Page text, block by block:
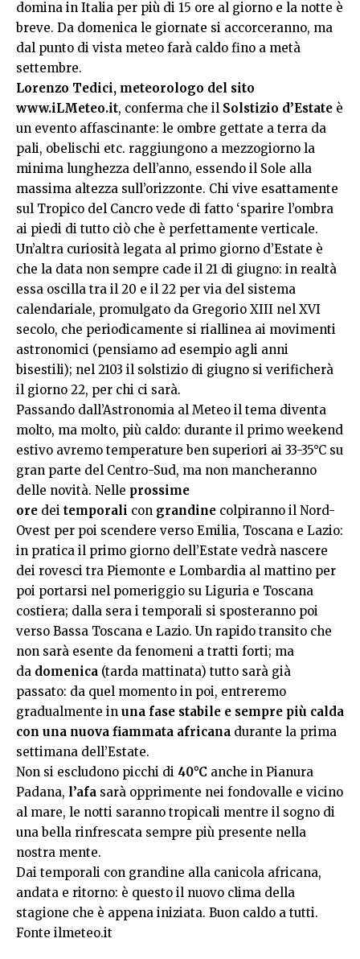
domina in Italia per più di 15 ore al giorno e la notte è
breve. Da domenica le giornate si accorceranno, ma
dal punto di vista meteo farà caldo fino a metà
settembre.
Lorenzo Tedici, meteorologo del sito
www.iLMeteo.it, conferma che il Solstizio d’Estate è
un evento affascinante: le ombre gettate a terra da
pali, obelischi etc. raggiungono a mezzogiorno la
minima lunghezza dell’anno, essendo il Sole alla
massima altezza sull’orizzonte. Chi vive esattamente
sul Tropico del Cancro vede di fatto ‘sparire l’ombra
ai piedi di tutto ciò che è perfettamente verticale.
Un’altra curiosità legata al primo giorno d’Estate è
che la data non sempre cade il 21 di giugno: in realtà
essa oscilla tra il 20 e il 22 per via del sistema
calendariale, promulgato da Gregorio XIII nel XVI
secolo, che periodicamente si riallinea ai movimenti
astronomici (pensiamo ad esempio agli anni
bisestili); nel 2103 il solstizio di giugno si verificherà
il giorno 22, per chi ci sarà.
Passando dall’Astronomia al Meteo il tema diventa
molto, ma molto, più caldo: durante il primo weekend
estivo avremo temperature ben superiori ai 33-35°C su
gran parte del Centro-Sud, ma non mancheranno
delle novità. Nelle prossime
ore dei temporali con grandine colpiranno il Nord-
Ovest per poi scendere verso Emilia, Toscana e Lazio:
in pratica il primo giorno dell’Estate vedrà nascere
dei rovesci tra Piemonte e Lombardia al mattino per
poi portarsi nel pomeriggio su Liguria e Toscana
costiera; dalla sera i temporali si sposteranno poi
verso Bassa Toscana e Lazio. Un rapido transito che
non sarà esente da fenomeni a tratti forti; ma
da domenica (tarda mattinata) tutto sarà già
passato: da quel momento in poi, entreremo
gradualmente in una fase stabile e sempre più calda
con una nuova fiammata africana durante la prima
settimana dell’Estate.
Non si escludono picchi di 40°C anche in Pianura
Padana, l’afa sarà opprimente nei fondovalle e vicino
al mare, le notti saranno tropicali mentre il sogno di
una bella rinfrescata sempre più presente nella
nostra mente.
Dai temporali con grandine alla canicola africana,
andata e ritorno: è questo il nuovo clima della
stagione che è appena iniziata. Buon caldo a tutti.
Fonte ilmeteo.it